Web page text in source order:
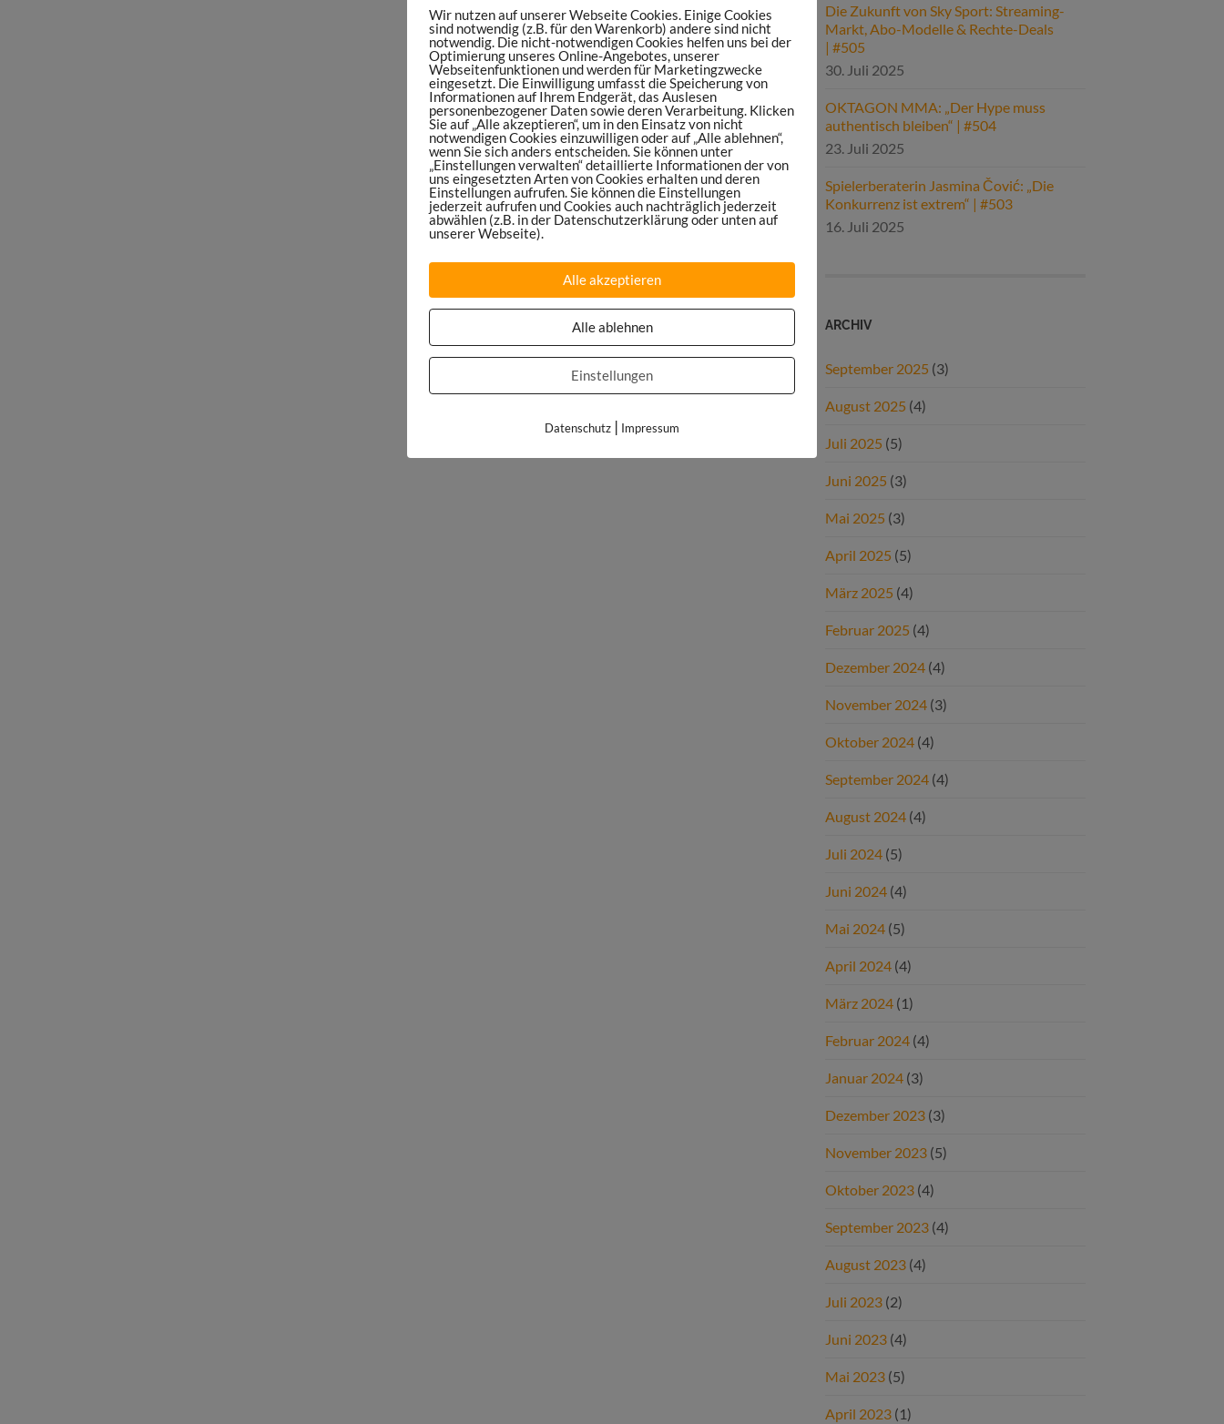
Die Zukunft von Sky Sport: Streaming-
Markt, Abo-Modelle & Rechte-Deals
| #505
30. Juli 2025
OKTAGON MMA: „Der Hype muss
authentisch bleiben“ | #504
23. Juli 2025
Spielerberaterin Jasmina Čović: „Die
Konkurrenz ist extrem“ | #503
16. Juli 2025
ARCHIV
September 2025 (3)
August 2025 (4)
Juli 2025 (5)
Juni 2025 (3)
Mai 2025 (3)
April 2025 (5)
März 2025 (4)
Februar 2025 (4)
Dezember 2024 (4)
November 2024 (3)
Oktober 2024 (4)
September 2024 (4)
August 2024 (4)
Juli 2024 (5)
Juni 2024 (4)
Mai 2024 (5)
April 2024 (4)
März 2024 (1)
Februar 2024 (4)
Januar 2024 (3)
Dezember 2023 (3)
November 2023 (5)
Oktober 2023 (4)
September 2023 (4)
August 2023 (4)
Juli 2023 (2)
Juni 2023 (4)
Mai 2023 (5)
April 2023 (1)
Wir nutzen auf unserer Webseite Cookies. Einige Cookies
sind notwendig (z.B. für den Warenkorb) andere sind nicht
notwendig. Die nicht-notwendigen Cookies helfen uns bei der
Optimierung unseres Online-Angebotes, unserer
Webseitenfunktionen und werden für Marketingzwecke
eingesetzt. Die Einwilligung umfasst die Speicherung von
Informationen auf Ihrem Endgerät, das Auslesen
personenbezogener Daten sowie deren Verarbeitung. Klicken
Sie auf „Alle akzeptieren“, um in den Einsatz von nicht
notwendigen Cookies einzuwilligen oder auf „Alle ablehnen“,
wenn Sie sich anders entscheiden. Sie können unter
„Einstellungen verwalten“ detaillierte Informationen der von
uns eingesetzten Arten von Cookies erhalten und deren
Einstellungen aufrufen. Sie können die Einstellungen
jederzeit aufrufen und Cookies auch nachträglich jederzeit
abwählen (z.B. in der Datenschutzerklärung oder unten auf
unserer Webseite).
Alle akzeptieren
Alle ablehnen
Einstellungen
Datenschutz | Impressum